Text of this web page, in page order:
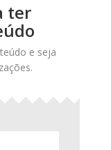
ter
e seja